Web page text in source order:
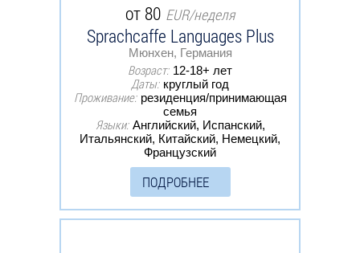
от 80 EUR/неделя
Sprachcaffe Languages Plus
Мюнхен, Германия
Возраст: 12-18+ лет
Даты: круглый год
Проживание: резиденция/принимающая
семья
Языки: Английский, Испанский,
Итальянский, Китайский, Немецкий,
Французский
ПОДРОБНЕЕ